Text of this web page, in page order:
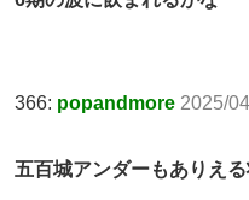
366: popandmore 2025/
五百城アンダーもありえる